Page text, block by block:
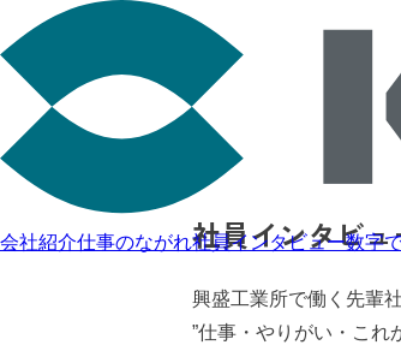
会社紹介仕事のながれ社員インタビュー数字
社員インタビュ
興盛工業所で働く先輩社
”仕事・やりがい・これ